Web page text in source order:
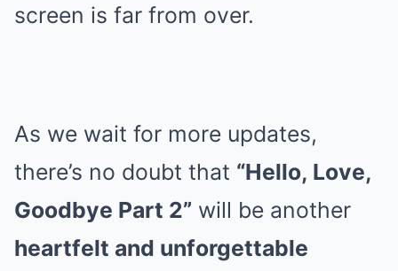
screen is far from over.
As we wait for more updates,
there’s no doubt that “Hello, Love,
Goodbye Part 2” will be another
heartfelt and unforgettable